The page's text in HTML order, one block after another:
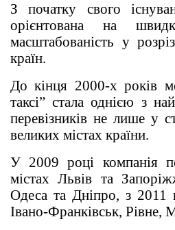
З початку свого
орієнтована на
масштабованість у
країн.
До кінця 2000-х років
таксі” стала однією з
перевізників не лише у
великих містах країни.
У 2009 році компанія
містах Львів та
Одеса та Дніпро, з
Івано-Франківськ, Рівне,